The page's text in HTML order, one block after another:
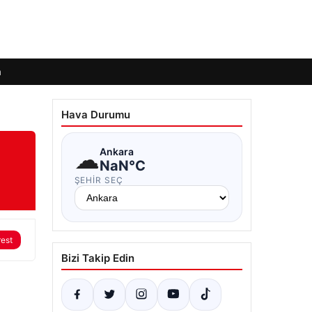
Hava Durumu
☁Ankara
NaN°C
ŞEHIR SEÇ
Bizi Takip Edin